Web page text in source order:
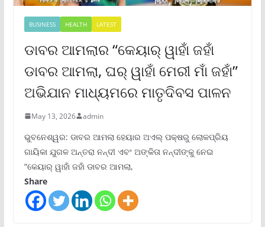
BUSINESS HEALTH LATEST
ଡାବର ଆମଲାର “କେୟାର୍ ୱାହାଁ ଜହାଁ
ଡାବର ଆମଲା, ଘର୍ ୱାହାଁ ମେରୀ ମାଁ ଜହାଁ”
ଅଭିଯାନ ମାଧ୍ୟମରେ ମାତୃଦିବସ ପାଳନ
May 13, 2026 admin
ଭୁବନେଶ୍ୱର: ଡାବର ଆମଲା ହେୟାର ଅଏଲ୍ ପକ୍ଷରୁ ଲୋକପ୍ରିୟ
ଗାୟିକା ଯୁଗଳ ଅନ୍ତରା ନନ୍ଦୀ ଏବଂ ଅଙ୍କିତା ନନ୍ଦୀଙ୍କୁ ନେଇ
“କେୟାର୍ ୱାହାଁ ଜହାଁ ଡାବର ଆମଲା,
Share